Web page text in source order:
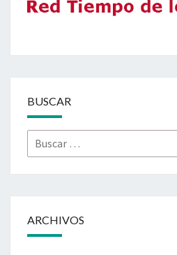
BUSCAR
Buscar
por:
ARCHIVOS